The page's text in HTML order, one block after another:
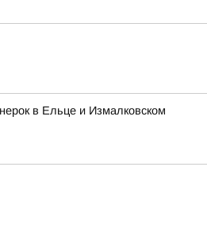
в Ельце и Измалковском